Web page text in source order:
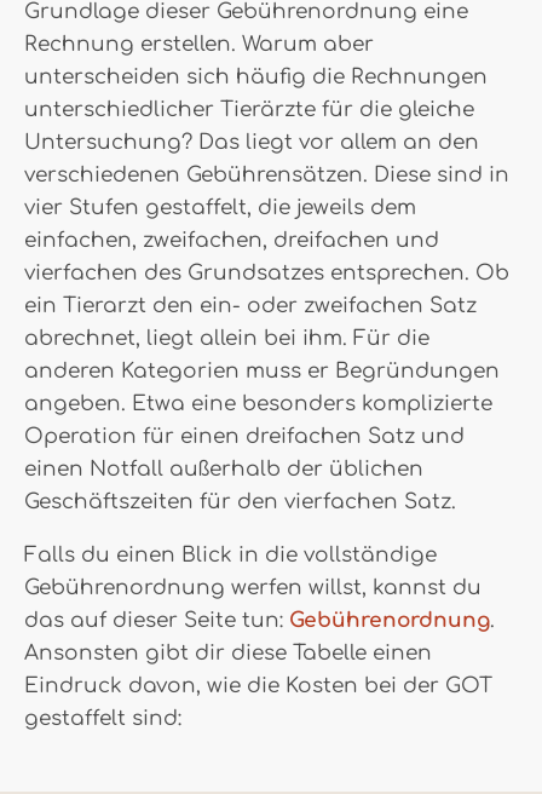
Grundlage dieser Gebührenordnung eine
Rechnung erstellen. Warum aber
unterscheiden sich häufig die Rechnungen
unterschiedlicher Tierärzte für die gleiche
Untersuchung? Das liegt vor allem an den
verschiedenen Gebührensätzen. Diese sind in
vier Stufen gestaffelt, die jeweils dem
einfachen, zweifachen, dreifachen und
vierfachen des Grundsatzes entsprechen. Ob
ein Tierarzt den ein- oder zweifachen Satz
abrechnet, liegt allein bei ihm. Für die
anderen Kategorien muss er Begründungen
angeben. Etwa eine besonders komplizierte
Operation für einen dreifachen Satz und
einen Notfall außerhalb der üblichen
Geschäftszeiten für den vierfachen Satz.
Falls du einen Blick in die vollständige
Gebührenordnung werfen willst, kannst du
das auf dieser Seite tun: Gebührenordnung.
Ansonsten gibt dir diese Tabelle einen
Eindruck davon, wie die Kosten bei der GOT
gestaffelt sind: